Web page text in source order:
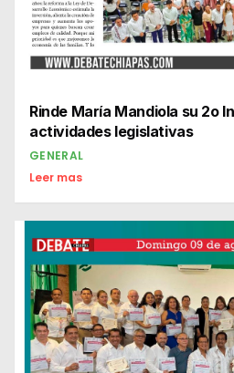
Rinde María Mandiola su 2o
actividades legislativas
GENERAL
Leer mas